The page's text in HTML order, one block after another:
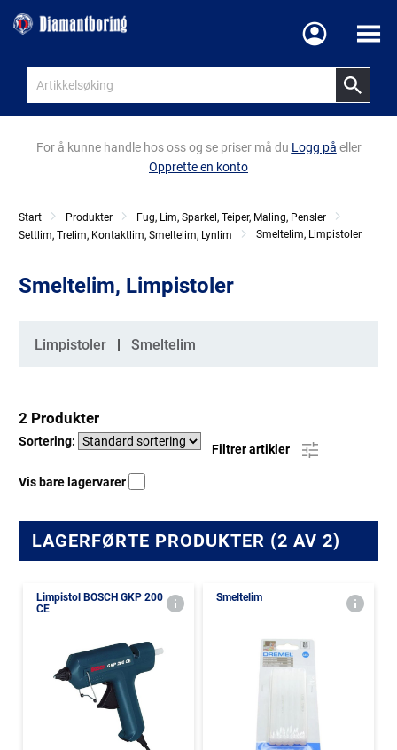
Meny
For å kunne handle hos oss og se priser må du Logg på eller
Opprette en konto
Start Produkter
Fug, Lim, Sparkel, Teiper, Maling, Pensler
Settlim, Trelim, Kontaktlim, Smeltelim, Lynlim
Smeltelim, Limpistoler
Smeltelim, Limpistoler
Kategorier
Limpistoler Smeltelim
2 Produkter
Sortering:
Filtrer artikler
Vis bare lagervarer
LAGERFØRTE PRODUKTER (2 AV 2)
Limpistol BOSCH GKP 200
CE
Smeltelim